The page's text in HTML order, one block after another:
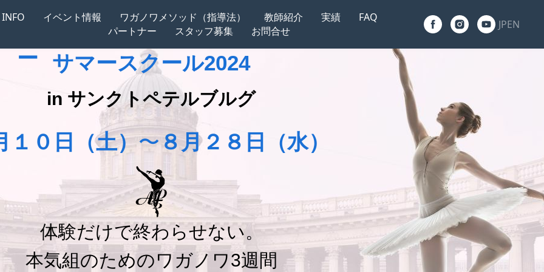
INFO イベント情報 ワガノワメソッド（指導法） 教師紹介 実績
FAQ
パートナー
スタッフ募集 お問合せ JPEN
ワガノワ バレエ アカデミ
ー
in サンクトペテルブルグ
体験だけで終わらせない。
本気組のためのワガノワ3週間
サマースクール2024
１０日（土）〜８月２８日（水）